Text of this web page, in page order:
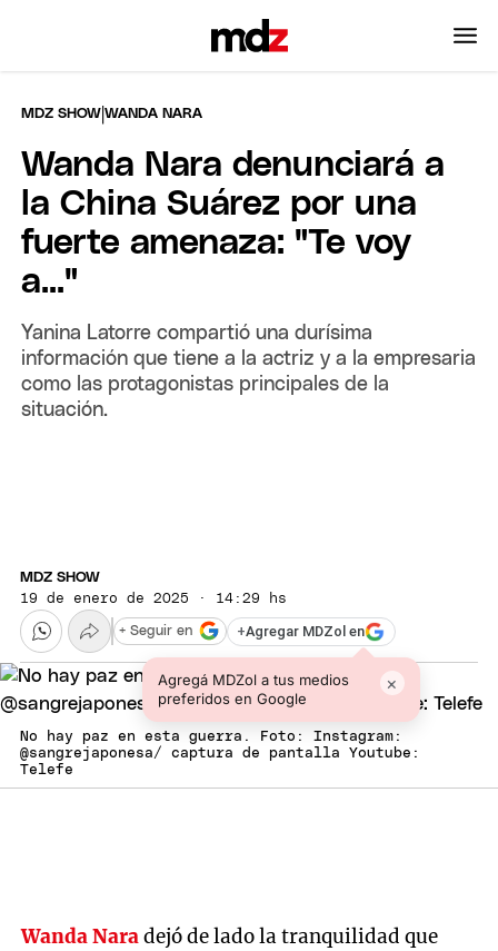
MDZ SHOW |WANDA NARA
Wanda Nara denunciará a
la China Suárez por una
fuerte amenaza: "Te voy
a..."
Yanina Latorre compartió una durísima
información que tiene a la actriz y a la empresaria
como las protagonistas principales de la
situación.
MDZ SHOW
19 de enero de 2025 · 14:29 hs
+Agregar MDZol en
Agregá MDZol a tus medios
preferidos en Google
×
+ Seguir en
No hay paz en esta guerra. Foto: Instagram:
@sangrejaponesa/ captura de pantalla Youtube:
Telefe
Wanda Naradejó de lado la tranquilidad que